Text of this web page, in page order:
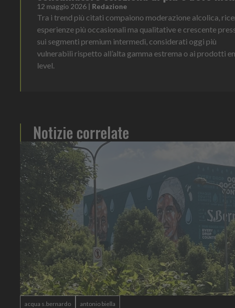
12 maggio 2026 | Redazione
Tra i trend più citati compaiono moderazione alcolica,
esperienze più occasionali ma qualitative e crescente
sui segmenti premium intermedi, considerati oggi più
vulnerabili rispetto all’alta gamma estrema o ai prodotti
level.
Notizie correlate
acqua s.bernardo antonio biella